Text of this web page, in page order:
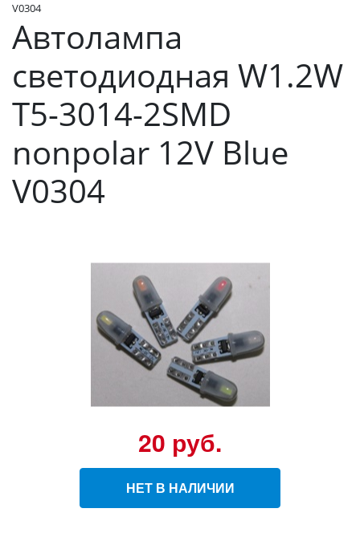
V0304
Автолампа
светодиодная W1.2W
T5-3014-2SMD
nonpolar 12V Blue
V0304
20 руб.
НЕТ В НАЛИЧИИ